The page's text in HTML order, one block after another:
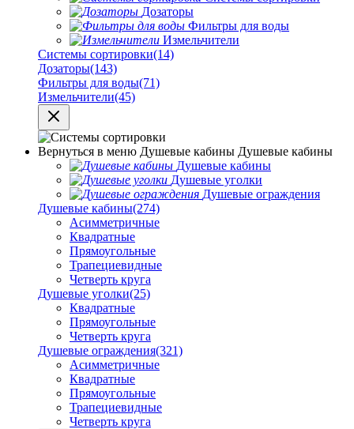
Дозаторы
Фильтры для воды
Измельчители
Системы сортировки(14)
Дозаторы(143)
Фильтры для воды(71)
Измельчители(45)
Вернуться в меню Душевые кабины Душевые кабины
Душевые кабины
Душевые уголки
Душевые ограждения
Душевые кабины(274)
Асимметричные
Квадратные
Прямоугольные
Трапециевидные
Четверть круга
Душевые уголки(25)
Квадратные
Прямоугольные
Четверть круга
Душевые ограждения(321)
Асимметричные
Квадратные
Прямоугольные
Трапециевидные
Четверть круга